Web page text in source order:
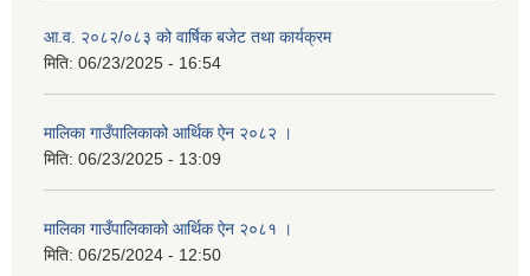
आ.व. २०८२/०८३ को वार्षिक बजेट तथा कार्यक्रम
मिति: 06/23/2025 - 16:54
मालिका गाउँपालिकाको आर्थिक ऐन २०८२ ।
मिति: 06/23/2025 - 13:09
मालिका गाउँपालिकाको आर्थिक ऐन २०८१ ।
मिति: 06/25/2024 - 12:50